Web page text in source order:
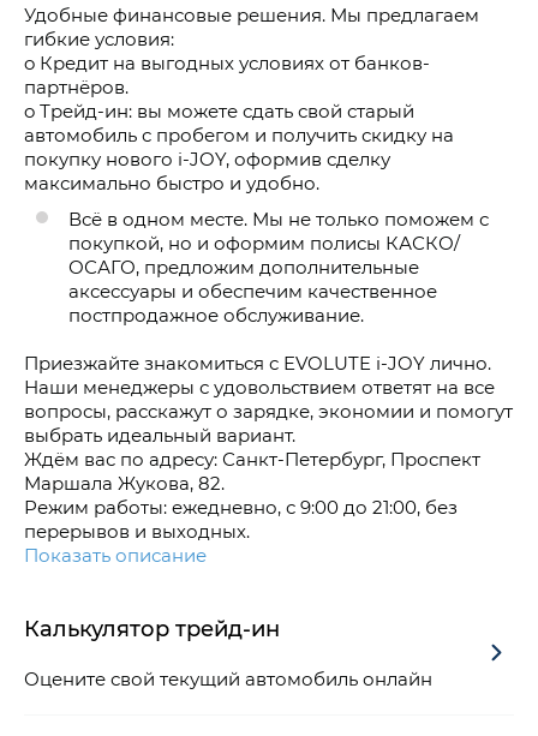
Удобные финансовые решения. Мы предлагаем
гибкие условия:
o Кредит на выгодных условиях от банков-
партнёров.
o Трейд-ин: вы можете сдать свой старый
автомобиль с пробегом и получить скидку на
покупку нового i-JOY, оформив сделку
максимально быстро и удобно.
Всё в одном месте. Мы не только поможем с
покупкой, но и оформим полисы КАСКО/
ОСАГО, предложим дополнительные
аксессуары и обеспечим качественное
постпродажное обслуживание.
Приезжайте знакомиться с EVOLUTE i-JOY лично.
Наши менеджеры с удовольствием ответят на все
вопросы, расскажут о зарядке, экономии и помогут
выбрать идеальный вариант.
Ждём вас по адресу: Санкт-Петербург, Проспект
Маршала Жукова, 82.
Режим работы: ежедневно, с 9:00 до 21:00, без
перерывов и выходных.
Показать описание
Калькулятор трейд-ин
Оцените свой текущий автомобиль онлайн